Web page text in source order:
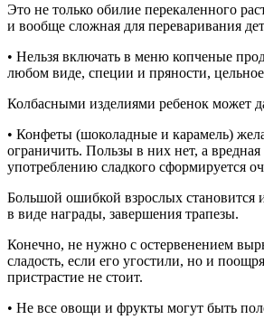
Это не только обилие перекаленного
и вообще сложная для переваривания
• Нельзя включать в меню копченые
любом виде, специи и пряности,
Колбасными изделиями ребенок может
• Конфеты (шоколадные и карамель)
ограничить. Пользы в них нет, а
употреблению сладкого сформируется
Большой ошибкой взрослых становится
в виде награды, завершения трапезы.
Конечно, не нужно с остервенением
сладость, если его угостили, но и
пристрастие не стоит.
• Не все овощи и фрукты могут быть